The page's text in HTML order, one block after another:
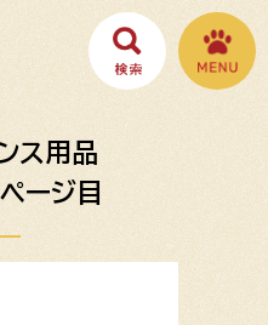
ス用品
ージ目